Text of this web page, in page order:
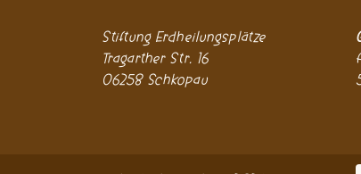
Stiftung Erdheilungsplätze
Tragarther Str. 16
06258 Schkopau